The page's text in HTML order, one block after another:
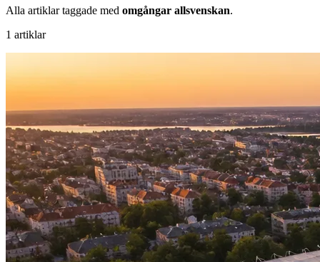
Alla artiklar taggade med omgångar allsvenskan.
1 artiklar